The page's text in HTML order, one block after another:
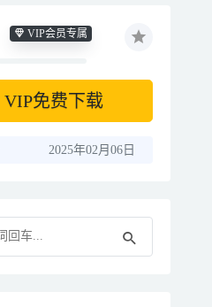
VIP会员专属
VIP免费下载
2025年02月06日